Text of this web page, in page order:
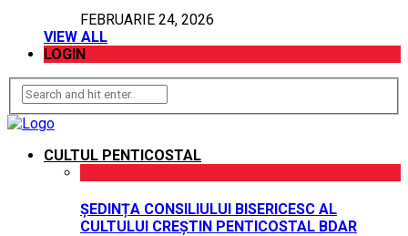
FEBRUARIE 24, 2026
VIEW ALL
LOGIN
CULTUL PENTICOSTAL
ȘEDINȚA CONSILIULUI BISERICESC AL
CULTULUI CREȘTIN PENTICOSTAL BDAR